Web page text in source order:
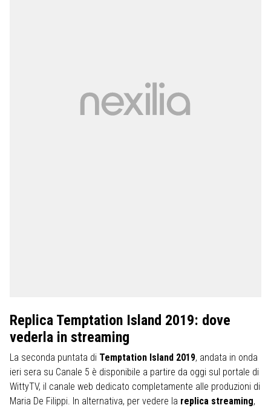
Replica Temptation Island 2019: dove
vederla in streaming
La seconda puntata di Temptation Island 2019, andata in onda
ieri sera su Canale 5 è disponibile a partire da oggi sul portale di
WittyTV, il canale web dedicato completamente alle produzioni di
Maria De Filippi. In alternativa, per vedere la replica streaming,